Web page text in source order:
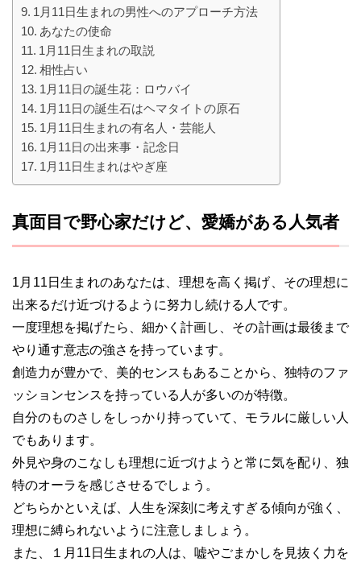
1月11日生まれの男性へのアプローチ方法
あなたの使命
1月11日生まれの取説
相性占い
1月11日の誕生花：ロウバイ
1月11日の誕生石はヘマタイトの原石
1月11日生まれの有名人・芸能人
1月11日の出来事・記念日
1月11日生まれはやぎ座
真面目で野心家だけど、愛嬌がある人気者
1月11日生まれのあなたは、理想を高く掲げ、その理想に
出来るだけ近づけるように努力し続ける人です。
一度理想を掲げたら、細かく計画し、その計画は最後まで
やり通す意志の強さを持っています。
創造力が豊かで、美的センスもあることから、独特のファ
ッションセンスを持っている人が多いのが特徴。
自分のものさしをしっかり持っていて、モラルに厳しい人
でもあります。
外見や身のこなしも理想に近づけようと常に気を配り、独
特のオーラを感じさせるでしょう。
どちらかといえば、人生を深刻に考えすぎる傾向が強く、
理想に縛られないように注意しましょう。
また、１月11日生まれの人は、嘘やごまかしを見抜く力を